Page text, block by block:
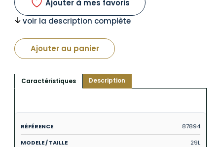
Ajouter à mes favoris
voir la description complète
Ajouter au panier
Caractéristiques Description
87894
29L